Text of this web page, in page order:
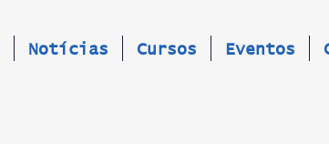
Notícias Cursos Eventos